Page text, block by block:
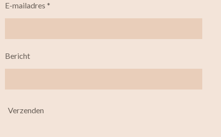
E-mailadres *
Bericht
Verzenden